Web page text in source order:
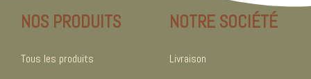
NOS PRODUITS
Tous les produits
NOTRE SOCIÉTÉ
Livraison